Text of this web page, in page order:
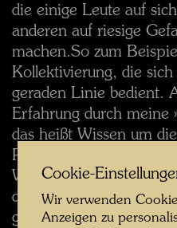
die einige Leute auf
anderen auf riesige
machen.So zum
Kollektivierung, die sich
geraden Linie bedient.
Erfahrung durch meine
das heißt Wissen um
Punkten und Flecken
Wissen um die
die Gefahr einer in
gepreßten
Cookie-
Wir verwenden
Anzeigen zu